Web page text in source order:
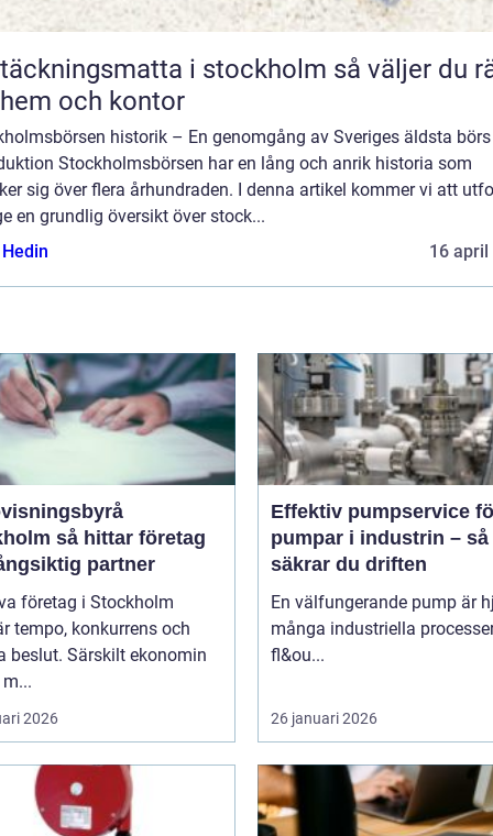
i stockholm så väljer du rätt
och kontor
historik – En genomgång av Sveriges äldsta börs
Stockholmsbörsen har en lång och anrik historia som
sig över flera århundraden. I denna artikel kommer vi att
en grundlig översikt över stock...
16 april
företag
partner
företag i Stockholm
tempo, konkurrens och
beslut. Särskilt ekonomin
2026
Effektiv pumpservice
pumpar i industrin – så
säkrar du driften
En välfungerande pump är
många industriella
fl&ou...
26 januari 2026